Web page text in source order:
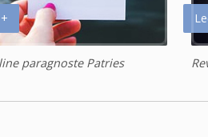
paragnoste Patries